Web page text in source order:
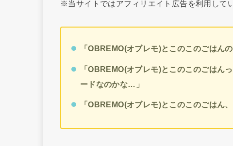
※当サイトではアフィリエイト広告を利用して
「OBREMO(オブレモ)とこのこのごはん
「OBREMO(オブレモ)とこのこのごはん
ードなのかな…」
「OBREMO(オブレモ)とこのこのごはん